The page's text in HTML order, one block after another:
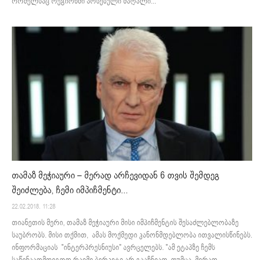
თამაზ მეჭიაური – მერად არჩევიდან 6 თვის შემდეგ
შეიძლება, ჩემი იმპიჩმენტი...
22.02.2018. 11:28
თიანეთის მერი, თამაზ მეჭიაური მისი იმპიჩმენტის შესაძლებლობაზე
საუბრობს. მისი თქმით, ამას მოქმედი კანონმდებლობა ითვალისწინებს.
ინფორმაციას "ინტერპრესნიუსი" ავრცელებს. "ამ ეტაპზე ჩემს